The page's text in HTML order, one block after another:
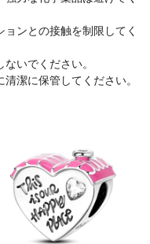
ンとの接触を制限してく
いでください。
潔に保管してください。